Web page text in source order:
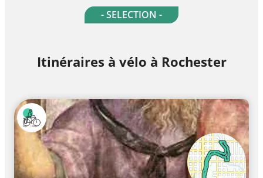
- SELECTION -
Itinéraires à vélo à Rochester